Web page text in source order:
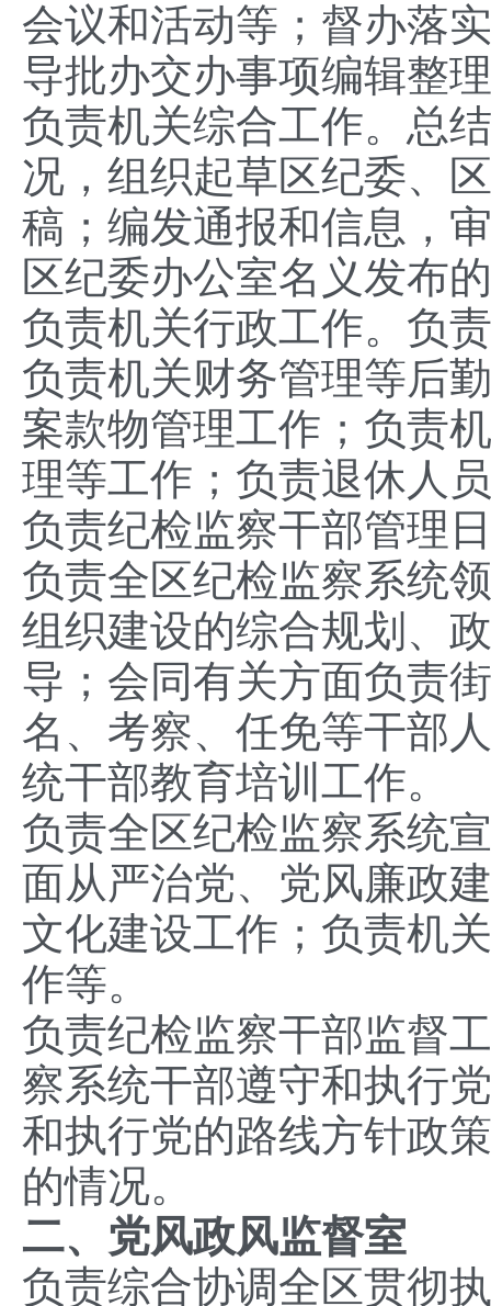
会议和活动等；督办落
导批办交办事项编辑整
负责机关综合工作。总
况，组织起草区纪委、
稿；编发通报和信息，
区纪委办公室名义发布
负责机关行政工作。负
负责机关财务管理等后
案款物管理工作；负责
理等工作；负责退休人
负责纪检监察干部管理
负责全区纪检监察系统
组织建设的综合规划、
导；会同有关方面负责
名、考察、任免等干部
统干部教育培训工作。
负责全区纪检监察系统
面从严治党、党风廉政
文化建设工作；负责机
作等。
负责纪检监察干部监督
察系统干部遵守和执行
和执行党的路线方针政
的情况。
二、党风政风监督室
负责综合协调全区贯彻